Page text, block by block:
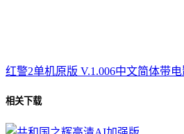
红警2单机原版 V.1.006中文简体带
相关下载